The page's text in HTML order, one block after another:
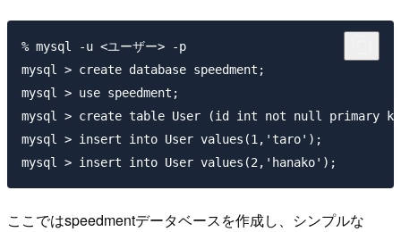
% mysql -u <ユーザー> -p
mysql > create database speedment;
mysql > use speedment;
mysql > create table User (id int not null primary
mysql > insert into User values(1,'taro');
ここではspeedmentデータベースを作成し、シンプルな